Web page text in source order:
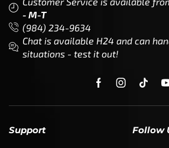
Customer Service is available
- M-T
Chat is available H24 and can
situations - test it out!